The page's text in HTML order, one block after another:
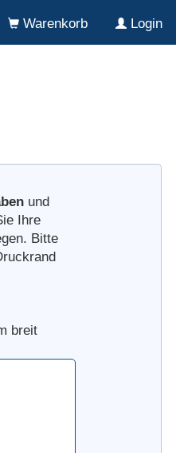
Login
Warenkorb
und
Ihre
Bitte
breit